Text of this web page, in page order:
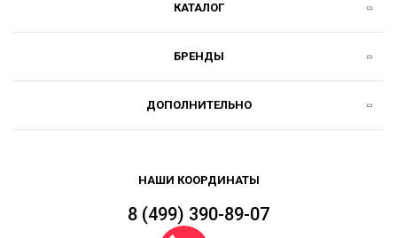
КАТАЛОГ
БРЕНДЫ
ДОПОЛНИТЕЛЬНО
НАШИ КООРДИНАТЫ
8 (499) 390-89-07